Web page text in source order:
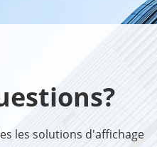
les solutions d'affichage